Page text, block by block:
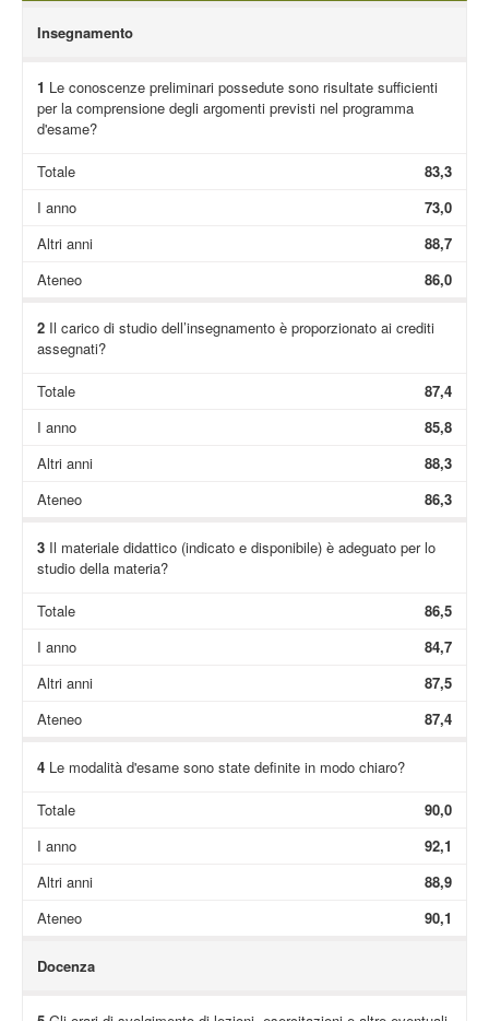
Insegnamento
1 Le conoscenze preliminari possedute sono risultate sufficienti
per la comprensione degli argomenti previsti nel programma
d'esame?
Totale
83,3
I anno
73,0
Altri anni
88,7
Ateneo
86,0
2Il carico di studio dell’insegnamento è proporzionato ai crediti
assegnati?
Totale
87,4
I anno
85,8
Altri anni
88,3
Ateneo
86,3
3Il materiale didattico (indicato e disponibile) è adeguato per lo
studio della materia?
Totale
86,5
I anno
84,7
Altri anni
87,5
Ateneo
87,4
4Le modalità d'esame sono state definite in modo chiaro?
Totale
90,0
I anno
92,1
Altri anni
88,9
Ateneo
90,1
Docenza